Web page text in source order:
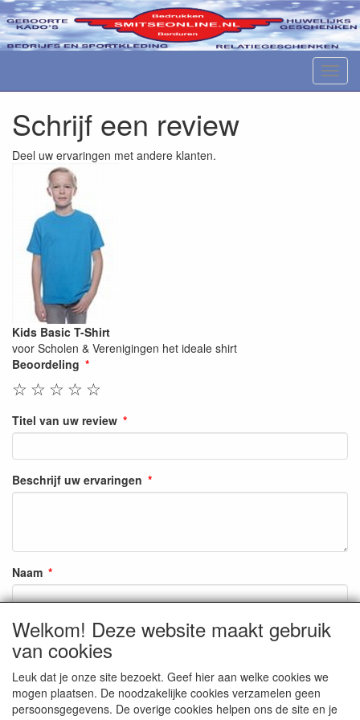
M
e
Schrijf een review
Deel uw ervaringen met andere klanten.
Kids Basic T-Shirt
voor Scholen & Verenigingen het ideale shirt
Beoordeling
☆
☆
☆
☆
☆
Titel van uw review
Beschrijf uw ervaringen
Naam
Zoals op onze site weergegeven
E-mail
Zal niet weergegeven worden
Welkom! Deze website maakt gebruik
van cookies
Leuk dat je onze site bezoekt. Geef hier aan welke cookies we
mogen plaatsen. De noodzakelijke cookies verzamelen geen
persoonsgegevens. De overige cookies helpen ons de site en je